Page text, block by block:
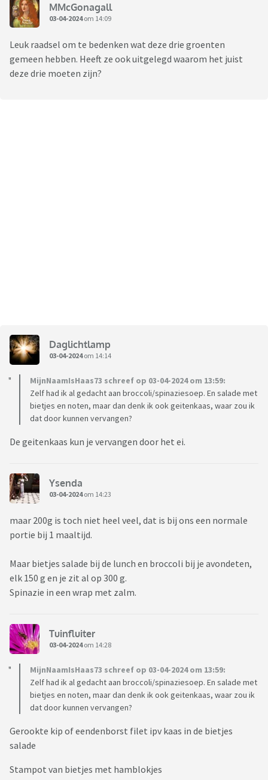
MMcGonagall
03-04-2024om 14:09
Leuk raadsel om te bedenken wat deze drie groenten
gemeen hebben. Heeft ze ook uitgelegd waarom het juist
deze drie moeten zijn?
Daglichtlamp
03-04-2024om 14:14
MijnNaamIsHaas73 schreef op 03-04-2024 om 13:59:
Zelf had ik al gedacht aan broccoli/spinaziesoep. En salade met
bietjes en noten, maar dan denk ik ook geitenkaas, waar zou ik
dat door kunnen vervangen?
De geitenkaas kun je vervangen door het ei.
Ysenda
03-04-2024om 14:23
maar 200g is toch niet heel veel, dat is bij ons een normale
portie bij 1 maaltijd.
Maar bietjes salade bij de lunch en broccoli bij je avondeten,
elk 150 g en je zit al op 300 g.
Spinazie in een wrap met zalm.
Tuinfluiter
03-04-2024om 14:28
MijnNaamIsHaas73 schreef op 03-04-2024 om 13:59:
Zelf had ik al gedacht aan broccoli/spinaziesoep. En salade met
bietjes en noten, maar dan denk ik ook geitenkaas, waar zou ik
dat door kunnen vervangen?
Gerookte kip of eendenborst filet ipv kaas in de bietjes
salade
Stampot van bietjes met hamblokjes